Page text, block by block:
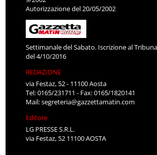
Autorizzazione del 20/05/2002
Settimanale del Sabato. Iscrizione al
del 4/10/2016
REDAZIONE
via Festaz, 52 - 11100 Aosta
Tel: 0165/231711 - Fax: 0165/1820141
Mail:segreteria@gazzettamatin.com
Editore
LG PRESSE S.R.L.
via Festaz, 52 11100 AOSTA